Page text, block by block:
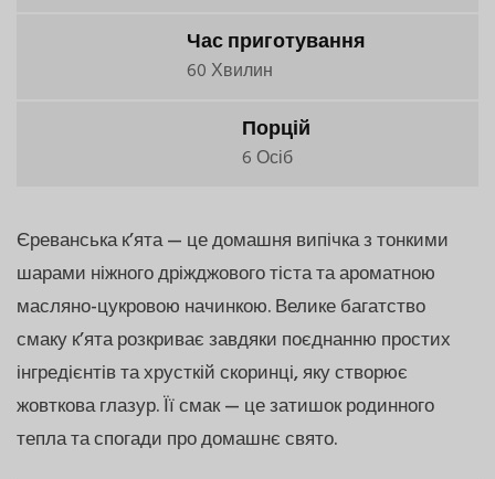
Час приготування
60 Хвилин
Порцій
6 Осіб
Єреванська к’ята — це домашня випічка з тонкими
шарами ніжного дріжджового тіста та ароматною
масляно-цукровою начинкою. Велике багатство
смаку к’ята розкриває завдяки поєднанню простих
інгредієнтів та хрусткій скоринці, яку створює
жовткова глазур. Її смак — це затишок родинного
тепла та спогади про домашнє свято.